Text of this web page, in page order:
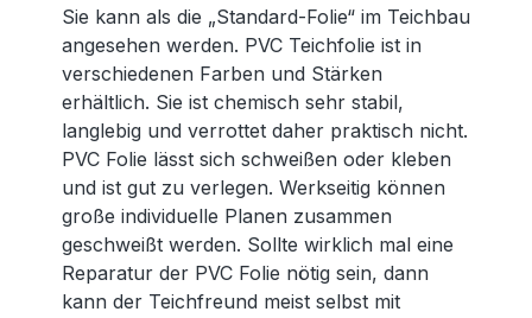
Sie kann als die „Standard-Folie“ im Teichbau
angesehen werden. PVC Teichfolie ist in
verschiedenen Farben und Stärken
erhältlich. Sie ist chemisch sehr stabil,
langlebig und verrottet daher praktisch nicht.
PVC Folie lässt sich schweißen oder kleben
und ist gut zu verlegen. Werkseitig können
große individuelle Planen zusammen
geschweißt werden. Sollte wirklich mal eine
Reparatur der PVC Folie nötig sein, dann
kann der Teichfreund meist selbst mit